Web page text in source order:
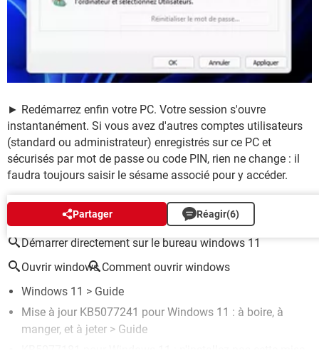
► Redémarrez enfin votre PC. Votre session s'ouvre
instantanément. Si vous avez d'autres comptes utilisateurs
(standard ou administrateur) enregistrés sur ce PC et
sécurisés par mot de passe ou code PIN, rien ne change : il
faudra toujours saisir le sésame associé pour y accéder.
Partager Réagir(6)
AUTOUR DU MÊME SUJET
Démarrer directement sur le bureau windows 11
Ouvrir windows Comment ouvrir windows
Windows 11 > Guide
Mise à jour KB5077241 pour Windows 11 : à boire, à
manger, et à jeter > Guide